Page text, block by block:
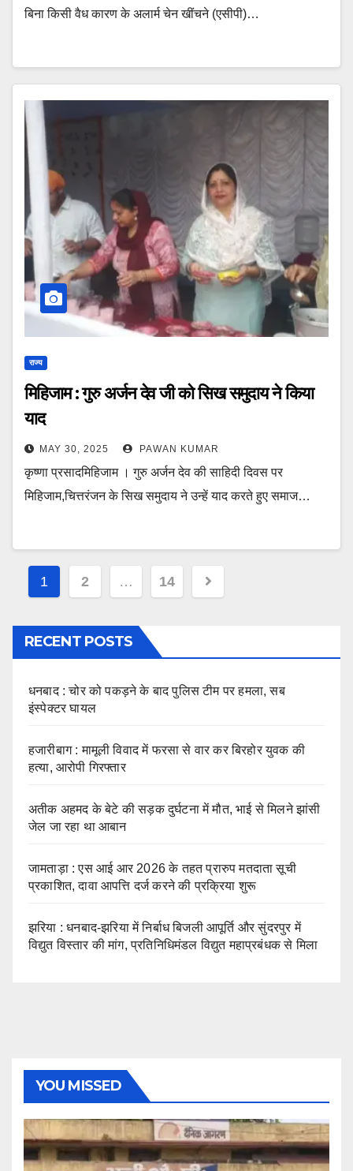
बिना किसी वैध कारण के अलार्म चेन खींचने (एसीपी)…
राज्य
मिहिजाम : गुरु अर्जन देव जी को सिख समुदाय ने किया
याद
MAY 30, 2025 PAWAN KUMAR
कृष्णा प्रसादमिहिजाम । गुरु अर्जन देव की साहिदी दिवस पर
मिहिजाम,चित्तरंजन के सिख समुदाय ने उन्हें याद करते हुए समाज…
Posts
1 2 … 14
RECENT POSTS
धनबाद : चोर को पकड़ने के बाद पुलिस टीम पर हमला, सब
इंस्पेक्टर घायल
हजारीबाग : मामूली विवाद में फरसा से वार कर बिरहोर युवक की
हत्या, आरोपी गिरफ्तार
अतीक अहमद के बेटे की सड़क दुर्घटना में मौत, भाई से मिलने झांसी
जेल जा रहा था आबान
जामताड़ा : एस आई आर 2026 के तहत प्रारुप मतदाता सूची
प्रकाशित, दावा आपत्ति दर्ज करने की प्रक्रिया शुरू
झरिया : धनबाद-झरिया में निर्बाध बिजली आपूर्ति और सुंदरपुर में
विद्युत विस्तार की मांग, प्रतिनिधिमंडल विद्युत महाप्रबंधक से मिला
YOU MISSED